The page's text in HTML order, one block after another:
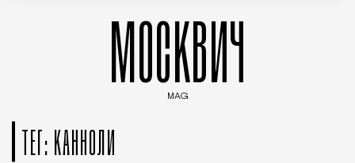
МОСКВИЧ
MAG
ТЕГ: КАННОЛИ